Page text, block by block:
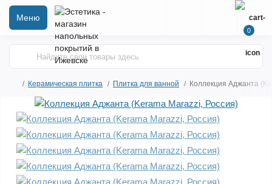
Меню
0
Керамическая плитка Плитка для ванной Коллекция Аджанта